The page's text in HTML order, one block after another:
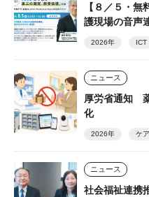
【８／５・
護現場の音声
2026年 ICT
ニュース
厚労省通知
化
2026年 ケ
ニュース
社会福祉連携